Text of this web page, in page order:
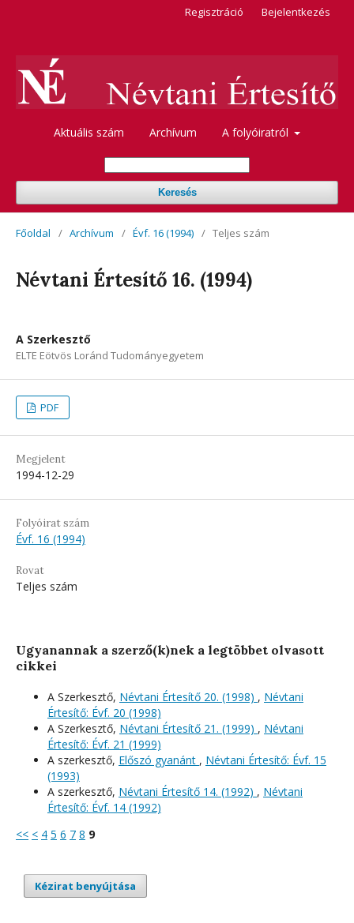
Aktuális szám Archívum A folyóiratról
Keresés
Regisztráció Bejelentkezés
Főoldal / Archívum / Évf. 16 (1994) / Teljes szám
Névtani Értesítő 16. (1994)
A Szerkesztő
ELTE Eötvös Loránd Tudományegyetem
PDF
Megjelent
1994-12-29
Folyóirat szám
Évf. 16 (1994)
Rovat
Teljes szám
Ugyanannak a szerző(k)nek a legtöbbet olvasott
cikkei
A Szerkesztő, Névtani Értesítő 20. (1998) , Névtani
Értesítő: Évf. 20 (1998)
A Szerkesztő, Névtani Értesítő 21. (1999) , Névtani
Értesítő: Évf. 21 (1999)
A szerkesztő, Előszó gyanánt , Névtani Értesítő: Évf. 15
(1993)
A szerkesztő, Névtani Értesítő 14. (1992) , Névtani
Értesítő: Évf. 14 (1992)
<< < 4 5 6 7 8 9
Kézirat benyújtása